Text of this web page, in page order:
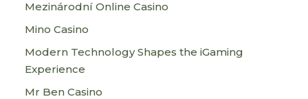
Mezinárodní Online Casino
Mino Casino
Modern Technology Shapes the iGaming
Experience
Mr Ben Casino